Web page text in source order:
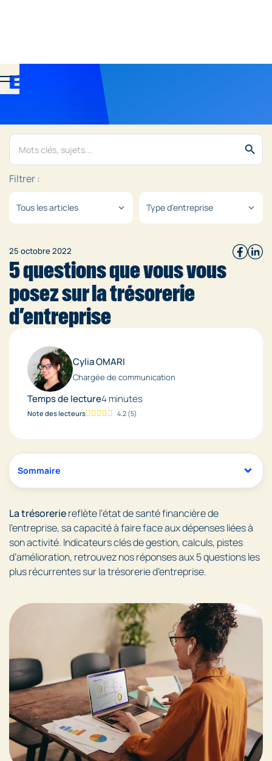
Filtrer :
Tous les articles expand_more Type d'entreprise expand_more
search
25 octobre 2022
5 questions que vous vous
posez sur la trésorerie
d’entreprise
Cylia OMARI
Chargée de communication
Temps de lecture4 minutes
Note des lecteurs 4.2 (5)
Sommaire
La trésoreriereflète l’état de santé financière de
l’entreprise, sa capacité à faire face aux dépenses liées à
son activité. Indicateurs clés de gestion, calculs, pistes
d’amélioration, retrouvez nos réponses aux 5 questions les
plus récurrentes sur la trésorerie d’entreprise.